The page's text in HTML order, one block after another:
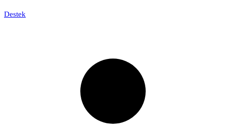
Destek